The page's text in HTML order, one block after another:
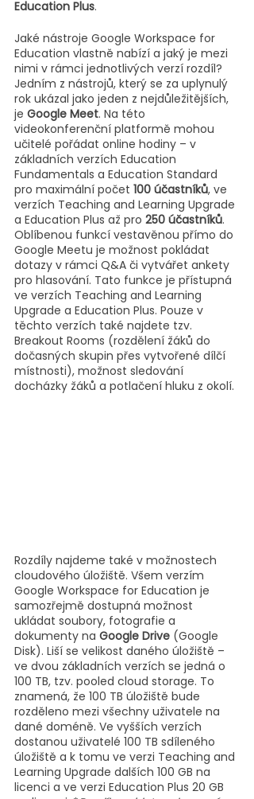
Education Plus.
Jaké nástroje Google Workspace for
Education vlastně nabízí a jaký je mezi
nimi v rámci jednotlivých verzí rozdíl?
Jedním z nástrojů, který se za uplynulý
rok ukázal jako jeden z nejdůležitějších,
je Google Meet. Na této
videokonferenční platformě mohou
učitelé pořádat online hodiny – v
základních verzích Education
Fundamentals a Education Standard
pro maximální počet 100 účastníků, ve
verzích Teaching and Learning Upgrade
a Education Plus až pro 250 účastníků.
Oblíbenou funkcí vestavěnou přímo do
Google Meetu je možnost pokládat
dotazy v rámci Q&A či vytvářet ankety
pro hlasování. Tato funkce je přístupná
ve verzích Teaching and Learning
Upgrade a Education Plus. Pouze v
těchto verzích také najdete tzv.
Breakout Rooms (rozdělení žáků do
dočasných skupin přes vytvořené dílčí
místnosti), možnost sledování
docházky žáků a potlačení hluku z okolí.
Rozdíly najdeme také v možnostech
cloudového úložiště. Všem verzím
Google Workspace for Education je
samozřejmě dostupná možnost
ukládat soubory, fotografie a
dokumenty na Google Drive (Google
Disk). Liší se velikost daného úložiště –
ve dvou základních verzích se jedná o
100 TB, tzv. pooled cloud storage. To
znamená, že 100 TB úložiště bude
rozděleno mezi všechny uživatele na
dané doméně. Ve vyšších verzích
dostanou uživatelé 100 TB sdíleného
úložiště a k tomu ve verzi Teaching and
Learning Upgrade dalších 100 GB na
licenci a ve verzi Education Plus 20 GB